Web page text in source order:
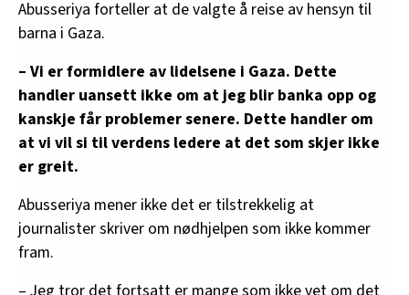
Abusseriya forteller at de valgte å reise av hensyn til
barna i Gaza.
– Vi er formidlere av lidelsene i Gaza. Dette
handler uansett ikke om at jeg blir banka opp og
kanskje får problemer senere. Dette handler om
at vi vil si til verdens ledere at det som skjer ikke
er greit.
Abusseriya mener ikke det er tilstrekkelig at
journalister skriver om nødhjelpen som ikke kommer
fram.